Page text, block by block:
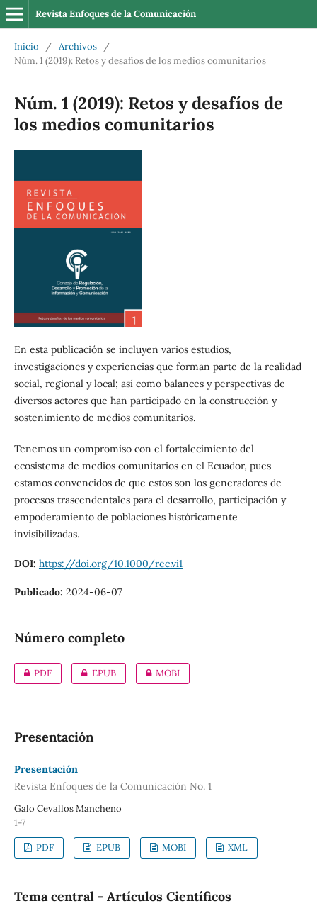
Revista Enfoques de la Comunicación
Inicio / Archivos
/
Núm. 1 (2019): Retos y desafíos de los medios comunitarios
Núm. 1 (2019): Retos y desafíos de
los medios comunitarios
En esta publicación se incluyen varios estudios,
investigaciones y experiencias que forman parte de la realidad
social, regional y local; así como balances y perspectivas de
diversos actores que han participado en la construcción y
sostenimiento de medios comunitarios.
Tenemos un compromiso con el fortalecimiento del
ecosistema de medios comunitarios en el Ecuador, pues
estamos convencidos de que estos son los generadores de
procesos trascendentales para el desarrollo, participación y
empoderamiento de poblaciones históricamente
invisibilizadas.
DOI: https://doi.org/10.1000/rec.vi1
Publicado: 2024-06-07
Número completo
PDF EPUB MOBI
Presentación
Presentación
Revista Enfoques de la Comunicación No. 1
Galo Cevallos Mancheno
1-7
PDF EPUB MOBI XML
Tema central - Artículos Científicos